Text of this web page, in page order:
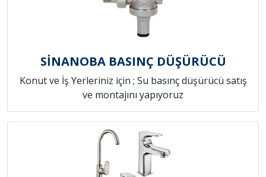
SİNANOBA BASINÇ DÜŞÜRÜCÜ
Konut ve İş Yerleriniz için ; Su basınç düşürücü satış
ve montajını yapıyoruz